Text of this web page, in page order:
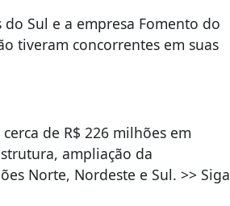
Sul e a empresa Fomento do
tiveram concorrentes em suas
de R$ 226 milhões em
ampliação da
Norte, Nordeste e Sul. >> Siga